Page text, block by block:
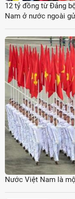
12 tỷ đồng từ Đảng
Nam ở nước ngoài
Nước Việt Nam là